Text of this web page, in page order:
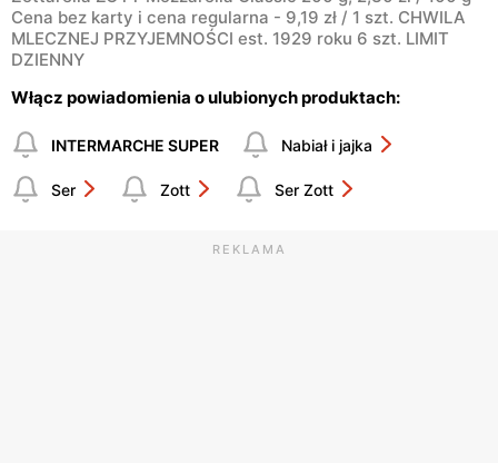
Cena bez karty i cena regularna - 9,19 zł / 1 szt. CHWILA
MLECZNEJ PRZYJEMNOŚCI est. 1929 roku 6 szt. LIMIT
DZIENNY
Włącz powiadomienia o ulubionych produktach:
INTERMARCHE SUPER Nabiał i jajka
Ser Zott Ser Zott
REKLAMA